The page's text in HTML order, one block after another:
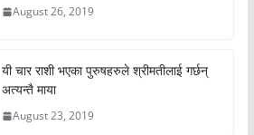
August 26, 2019
यी चार राशी भएका पुरुषहरुले श्रीमतीलाई गर्छन्
अत्यन्तै माया
August 23, 2019